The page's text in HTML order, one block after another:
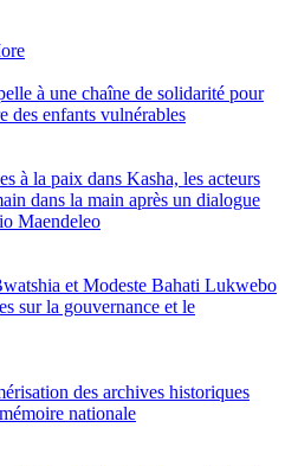
à une chaîne de solidarité pour
des enfants vulnérables
à la paix dans Kasha, les acteurs
dans la main après un dialogue
Maendeleo
et Modeste Bahati Lukwebo
sur la gouvernance et le
des archives historiques
nationale